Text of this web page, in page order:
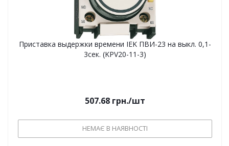
Приставка выдержки времени IEK ПВИ-23 на выкл. 0,1-
3сек. (KPV20-11-3)
507.68 грн./шт
НЕМАЄ В НАЯВНОСТІ